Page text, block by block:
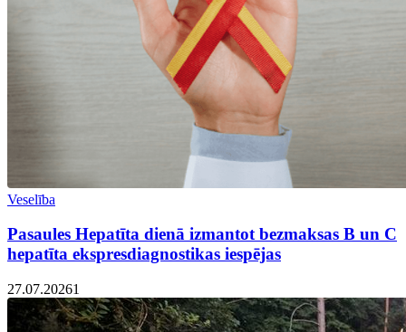
Veselība
Pasaules Hepatīta dienā izmantot bezmaksas B un C
hepatīta ekspresdiagnostikas iespējas
27.07.20261